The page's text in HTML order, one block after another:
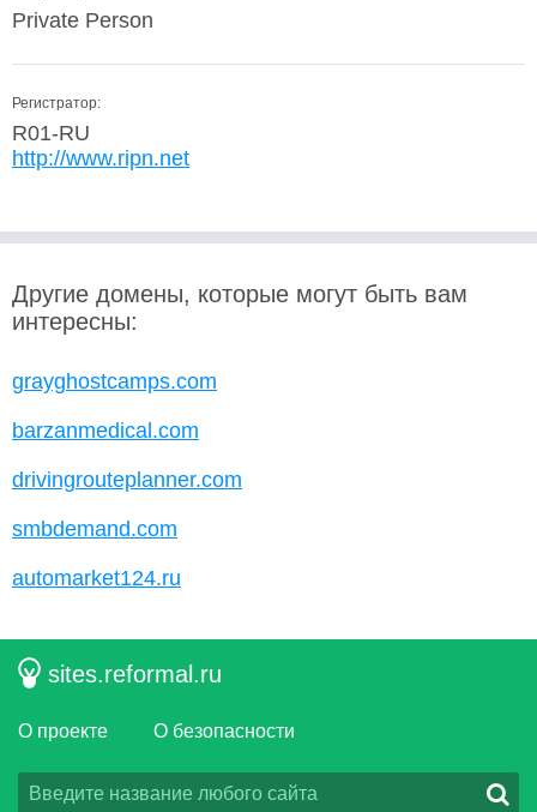
Private Person
Регистратор:
R01-RU
http://www.ripn.net
Другие домены, которые могут быть вам
интересны:
grayghostcamps.com
barzanmedical.com
drivingrouteplanner.com
smbdemand.com
automarket124.ru
sites.reformal.ru
О проекте О безопасности